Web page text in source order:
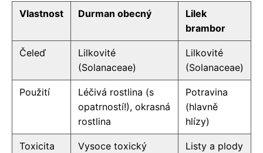
Vlastnost Durman obecný
Lilek
brambor
Čeleď
Lilkovité
(Solanaceae)
Lilkovité
(Solanaceae)
Použití
Léčivá rostlina (s
opatrností!), okrasná
rostlina
Potravina
(hlavně
hlízy)
Toxicita Vysoce toxický
Listy a plody